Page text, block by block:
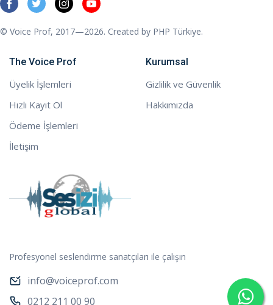
Profesyonel seslendirme sanatçıları ile çalışın
info@voiceprof.com
0212 211 00 90
The Voice Prof
Üyelik İşlemleri
Hızlı Kayıt Ol
Ödeme İşlemleri
İletişim
Kurumsal
Gizlilik ve Güvenlik
Hakkımızda
© Voice Prof, 2017—2026. Created by PHP Türkiye.